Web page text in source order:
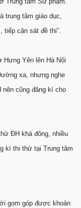
trung tâm giáo dục,
tiếp cận sát đề thi”.
Hưng Yên lên Hà Nội
xa, nhưng nghe
cũng đăng kí cho
ĐH khá đông, nhiều
kí thi thử tại Trung tâm
gom góp được khoản